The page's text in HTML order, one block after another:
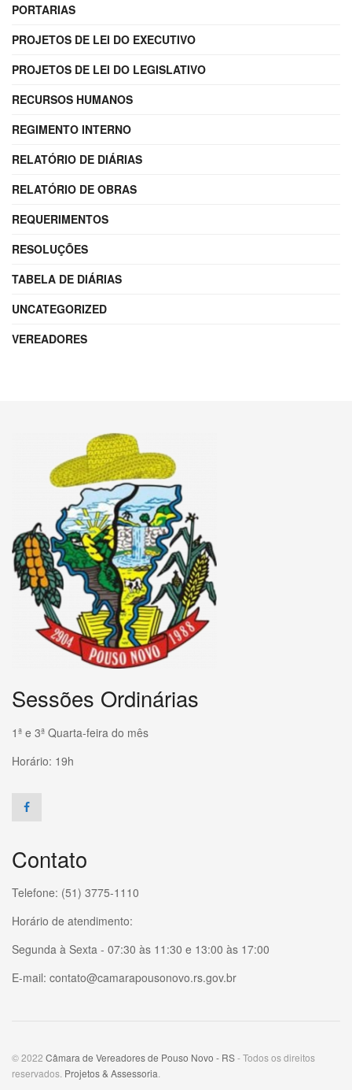
PORTARIAS
PROJETOS DE LEI DO EXECUTIVO
PROJETOS DE LEI DO LEGISLATIVO
RECURSOS HUMANOS
REGIMENTO INTERNO
RELATÓRIO DE DIÁRIAS
RELATÓRIO DE OBRAS
REQUERIMENTOS
RESOLUÇÕES
TABELA DE DIÁRIAS
UNCATEGORIZED
VEREADORES
Sessões Ordinárias
1ª e 3ª Quarta-feira do mês
Horário: 19h
Contato
Telefone: (51) 3775-1110
Horário de atendimento:
Segunda à Sexta - 07:30 às 11:30 e 13:00 às 17:00
E-mail: contato@camarapousonovo.rs.gov.br
© 2022 Câmara de Vereadores de Pouso Novo - RS- Todos os direitos
reservados. Projetos & Assessoria.